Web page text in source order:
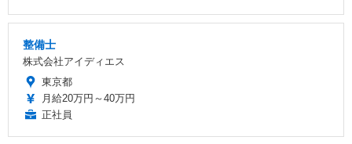
整備士
株式会社アイディエス
東京都
月給20万円～40万円
正社員